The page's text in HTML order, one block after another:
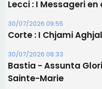
Satine Nomary est la
d'un spectacle qui ne
La gendarmerie alerte
face à une nouvelle